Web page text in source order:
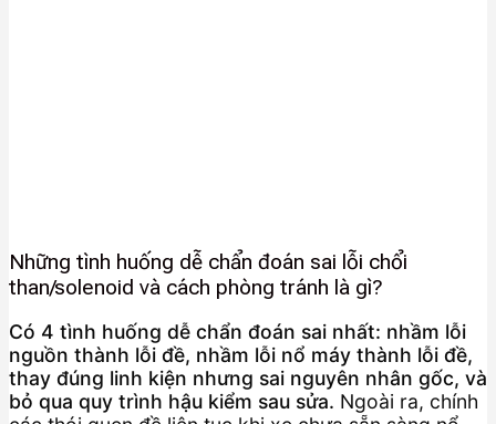
Những tình huống dễ chẩn đoán sai lỗi chổi
than/solenoid và cách phòng tránh là gì?
Có 4 tình huống dễ chẩn đoán sai nhất: nhầm lỗi
nguồn thành lỗi đề, nhầm lỗi nổ máy thành lỗi đề,
thay đúng linh kiện nhưng sai nguyên nhân gốc, và
bỏ qua quy trình hậu kiểm sau sửa. Ngoài ra, chính